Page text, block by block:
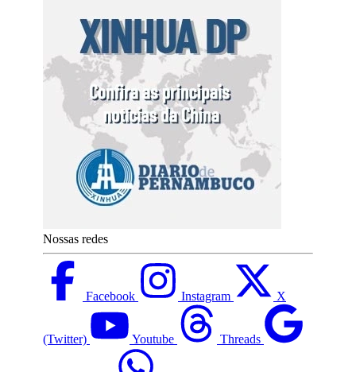
Nossas redes
Facebook Instagram X
(Twitter) Youtube Threads